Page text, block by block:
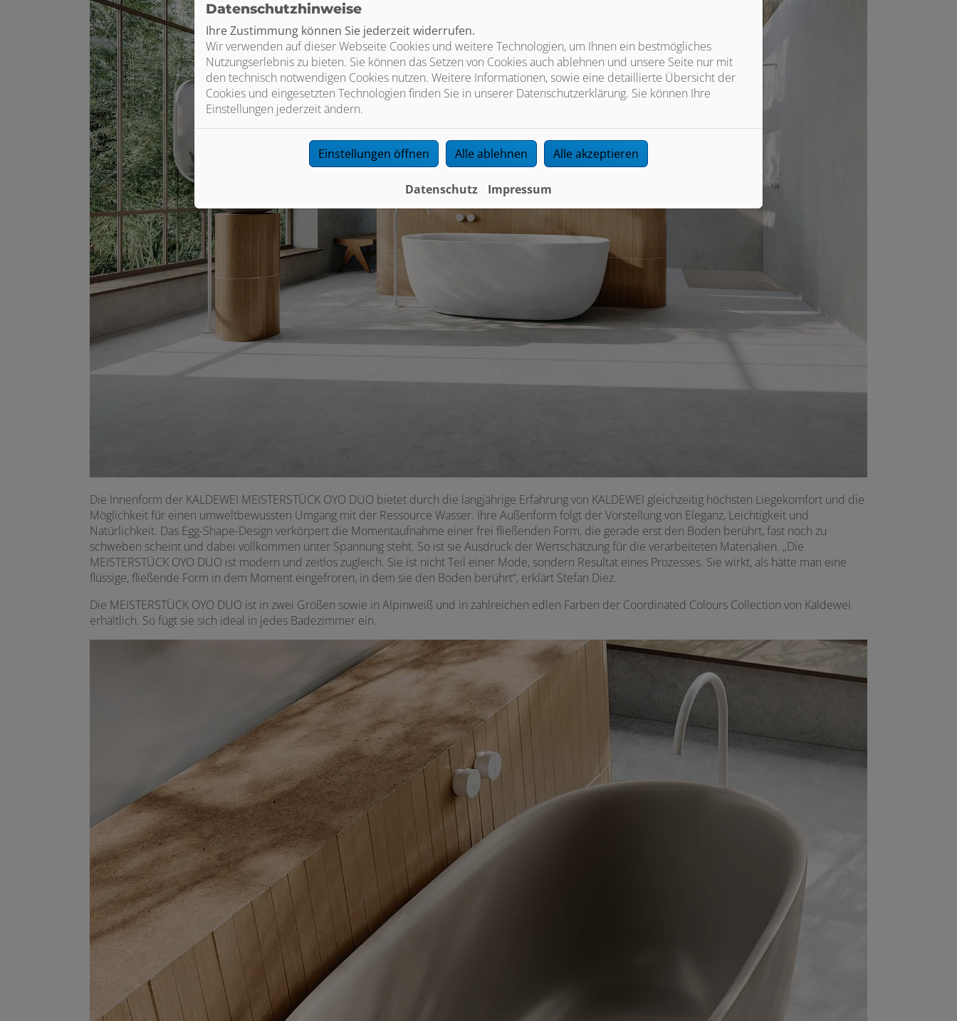
Die Innenform der KALDEWEI MEISTERSTÜCK OYO DUO bietet durch die langjährige Erfahrung von KALDEWEI gleichzeitig höchsten Liegekomfort und die
Möglichkeit für einen umweltbewussten Umgang mit der Ressource Wasser. Ihre Außenform folgt der Vorstellung von Eleganz, Leichtigkeit und
Natürlichkeit. Das Egg-Shape-Design verkörpert die Momentaufnahme einer frei fließenden Form, die gerade erst den Boden berührt, fast noch zu
schweben scheint und dabei vollkommen unter Spannung steht. So ist sie Ausdruck der Wertschätzung für die verarbeiteten Materialien. „Die
MEISTERSTÜCK OYO DUO ist modern und zeitlos zugleich. Sie ist nicht Teil einer Mode, sondern Resultat eines Prozesses. Sie wirkt, als hätte man eine
flüssige, fließende Form in dem Moment eingefroren, in dem sie den Boden berührt“, erklärt Stefan Diez.
Die MEISTERSTÜCK OYO DUO ist in zwei Größen sowie in Alpinweiß und in zahlreichen edlen Farben der Coordinated Colours Collection von Kaldewei
erhältlich. So fügt sie sich ideal in jedes Badezimmer ein.
Datenschutzhinweise
Ihre Zustimmung können Sie jederzeit widerrufen.
Wir verwenden auf dieser Webseite Cookies und weitere Technologien, um Ihnen ein bestmögliches
Nutzungserlebnis zu bieten. Sie können das Setzen von Cookies auch ablehnen und unsere Seite nur mit
den technisch notwendigen Cookies nutzen. Weitere Informationen, sowie eine detaillierte Übersicht der
Cookies und eingesetzten Technologien finden Sie in unserer Datenschutzerklärung. Sie können Ihre
Einstellungen jederzeit ändern.
Einstellungen öffnen Alle ablehnen Alle akzeptieren
Datenschutz Impressum